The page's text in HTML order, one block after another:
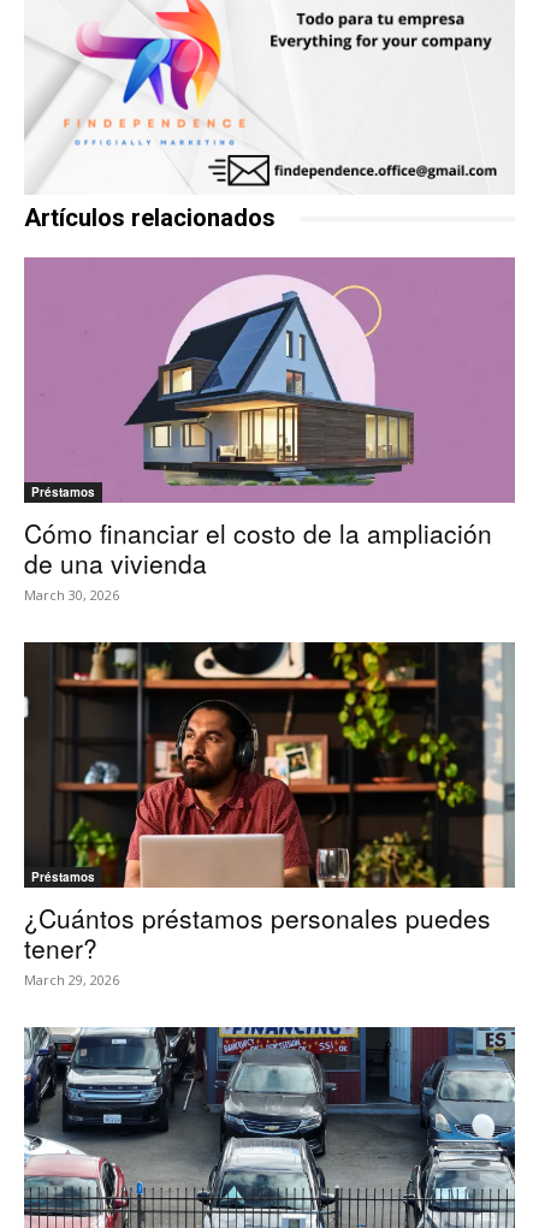
Artículos relacionados
Préstamos
Cómo financiar el costo de la ampliación
de una vivienda
March 30, 2026
Préstamos
¿Cuántos préstamos personales puedes
tener?
March 29, 2026